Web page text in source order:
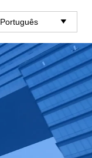
Português 